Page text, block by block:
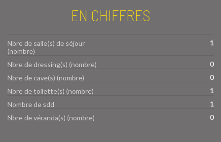
EN CHIFFRES
Nbre de salle(s) de séjour
(nombre)
1
Nbre de dressing(s) (nombre)
0
Nbre de cave(s) (nombre)
0
Nbre de toilette(s) (nombre)
1
Nombre de sdd
1
Nbre de véranda(s) (nombre)
0